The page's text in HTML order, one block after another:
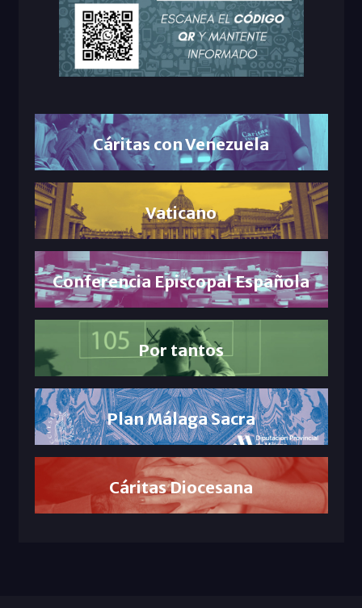
Cáritas con Venezuela
Vaticano
Conferencia Episcopal Española
Por tantos
Plan Málaga Sacra
Cáritas Diocesana